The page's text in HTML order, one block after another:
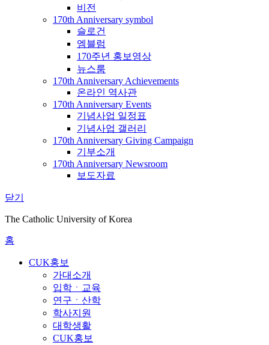
비전
170th Anniversary symbol
슬로건
엠블럼
170주년 홍보영상
뉴스룸
170th Anniversary Achievements
온라인 역사관
170th Anniversary Events
기념사업 일정표
기념사업 갤러리
170th Anniversary Giving Campaign
기부소개
170th Anniversary Newsroom
보도자료
닫기
The Catholic University of Korea
홈
CUK홍보
가대소개
입학ㆍ교육
연구ㆍ산학
학사지원
대학생활
CUK홍보